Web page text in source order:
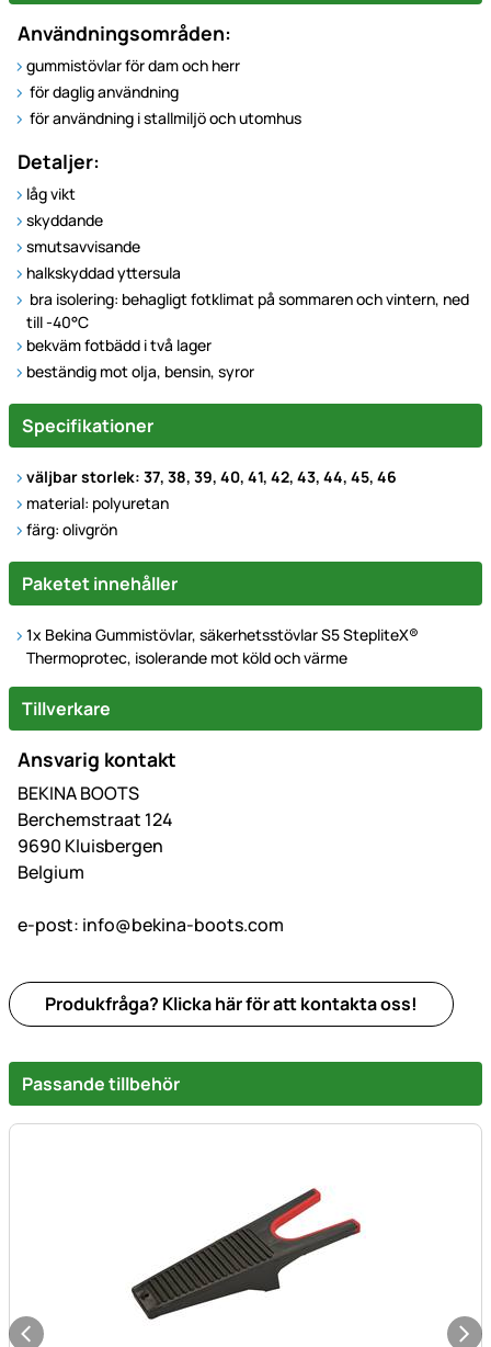
Användningsområden:
gummistövlar för dam och herr
för daglig användning
för användning i stallmiljö och utomhus
Detaljer:
låg vikt
skyddande
smutsavvisande
halkskyddad yttersula
bra isolering: behagligt fotklimat på sommaren och vintern, ned
till -40°C
bekväm fotbädd i två lager
beständig mot olja, bensin, syror
Specifikationer
väljbar storlek: 37, 38, 39, 40, 41, 42, 43, 44, 45, 46
material: polyuretan
färg: olivgrön
Paketet innehåller
1x Bekina Gummistövlar, säkerhetsstövlar S5 StepliteX®
Thermoprotec, isolerande mot köld och värme
Tillverkare
Ansvarig kontakt
BEKINA BOOTS
Berchemstraat 124
9690 Kluisbergen
Belgium
e-post: info@bekina-boots.com
Produkfråga? Klicka här för att kontakta oss!
Passande tillbehör